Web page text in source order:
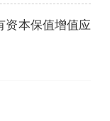
资本保值增值应